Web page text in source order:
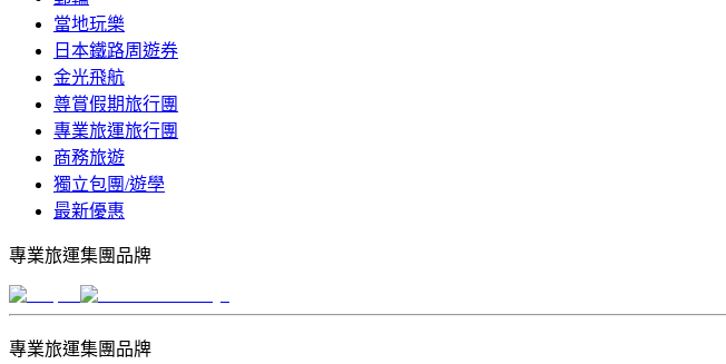
當地玩樂
日本鐵路周遊券
金光飛航
尊賞假期旅行團
專業旅運旅行團
商務旅遊
獨立包團/遊學
最新優惠
專業旅運集團品牌
專業旅運集團品牌